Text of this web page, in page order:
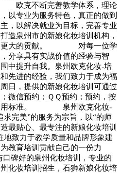
欧克不断完善教学体系，理论
以专业为服务特色，真正的做到
，以解决就业为目标，完善专业
造泉州市的新娘化妆培训机构，
出更大的贡献。 对每一位学
分享具有实战价值的经验与智
中提升自我。泉州欧克化妆-培
先进的经验，我们致力于成为福
日，提供的新娘化妆培训可通过
微信预约；ＱＱ预约；预约，按
费用标准。 泉州欧克化妆-
完美”的服务为宗旨，以“的师
最贴心、最专注的新娘化妆培训
地致力于教学质量和品牌形象建
教育培训贡献自己的一份力
的泉州化妆培训，专业的
化妆培训招生，石狮新娘化妆培